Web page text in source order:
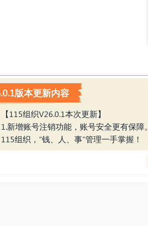
版本更新内容
【115组织V26.0.1本次更新】
1.新增账号注销功能，账号安全更有保障。
115组织，“钱、人、事”管理一手掌握！